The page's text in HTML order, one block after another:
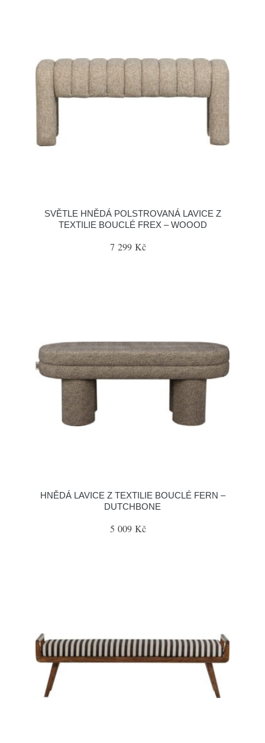
SVĚTLE HNĚDÁ POLSTROVANÁ LAVICE Z
TEXTILIE BOUCLÉ FREX – WOOOD
7 299 Kč
HNĚDÁ LAVICE Z TEXTILIE BOUCLÉ FERN –
DUTCHBONE
5 009 Kč